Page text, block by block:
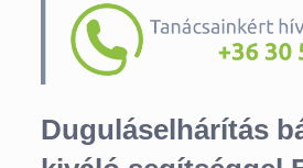
Duguláselhárítás